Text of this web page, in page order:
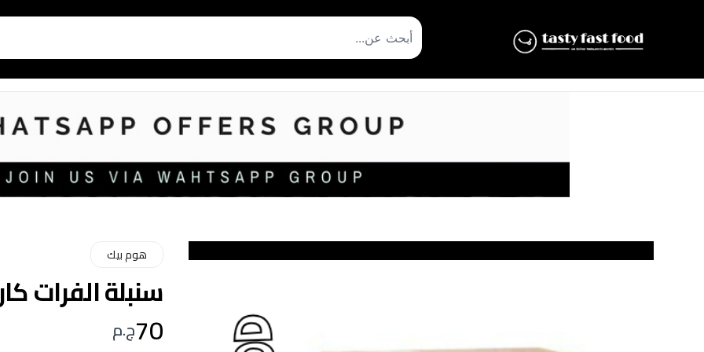
هوم بيك
سنبلة الفرات كارجو
70ج.م